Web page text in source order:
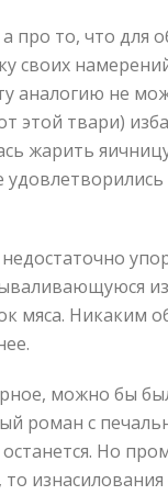
то, что
своих
аналогию не
твари)
жарить
Никаким
можно бы
роман с
Но